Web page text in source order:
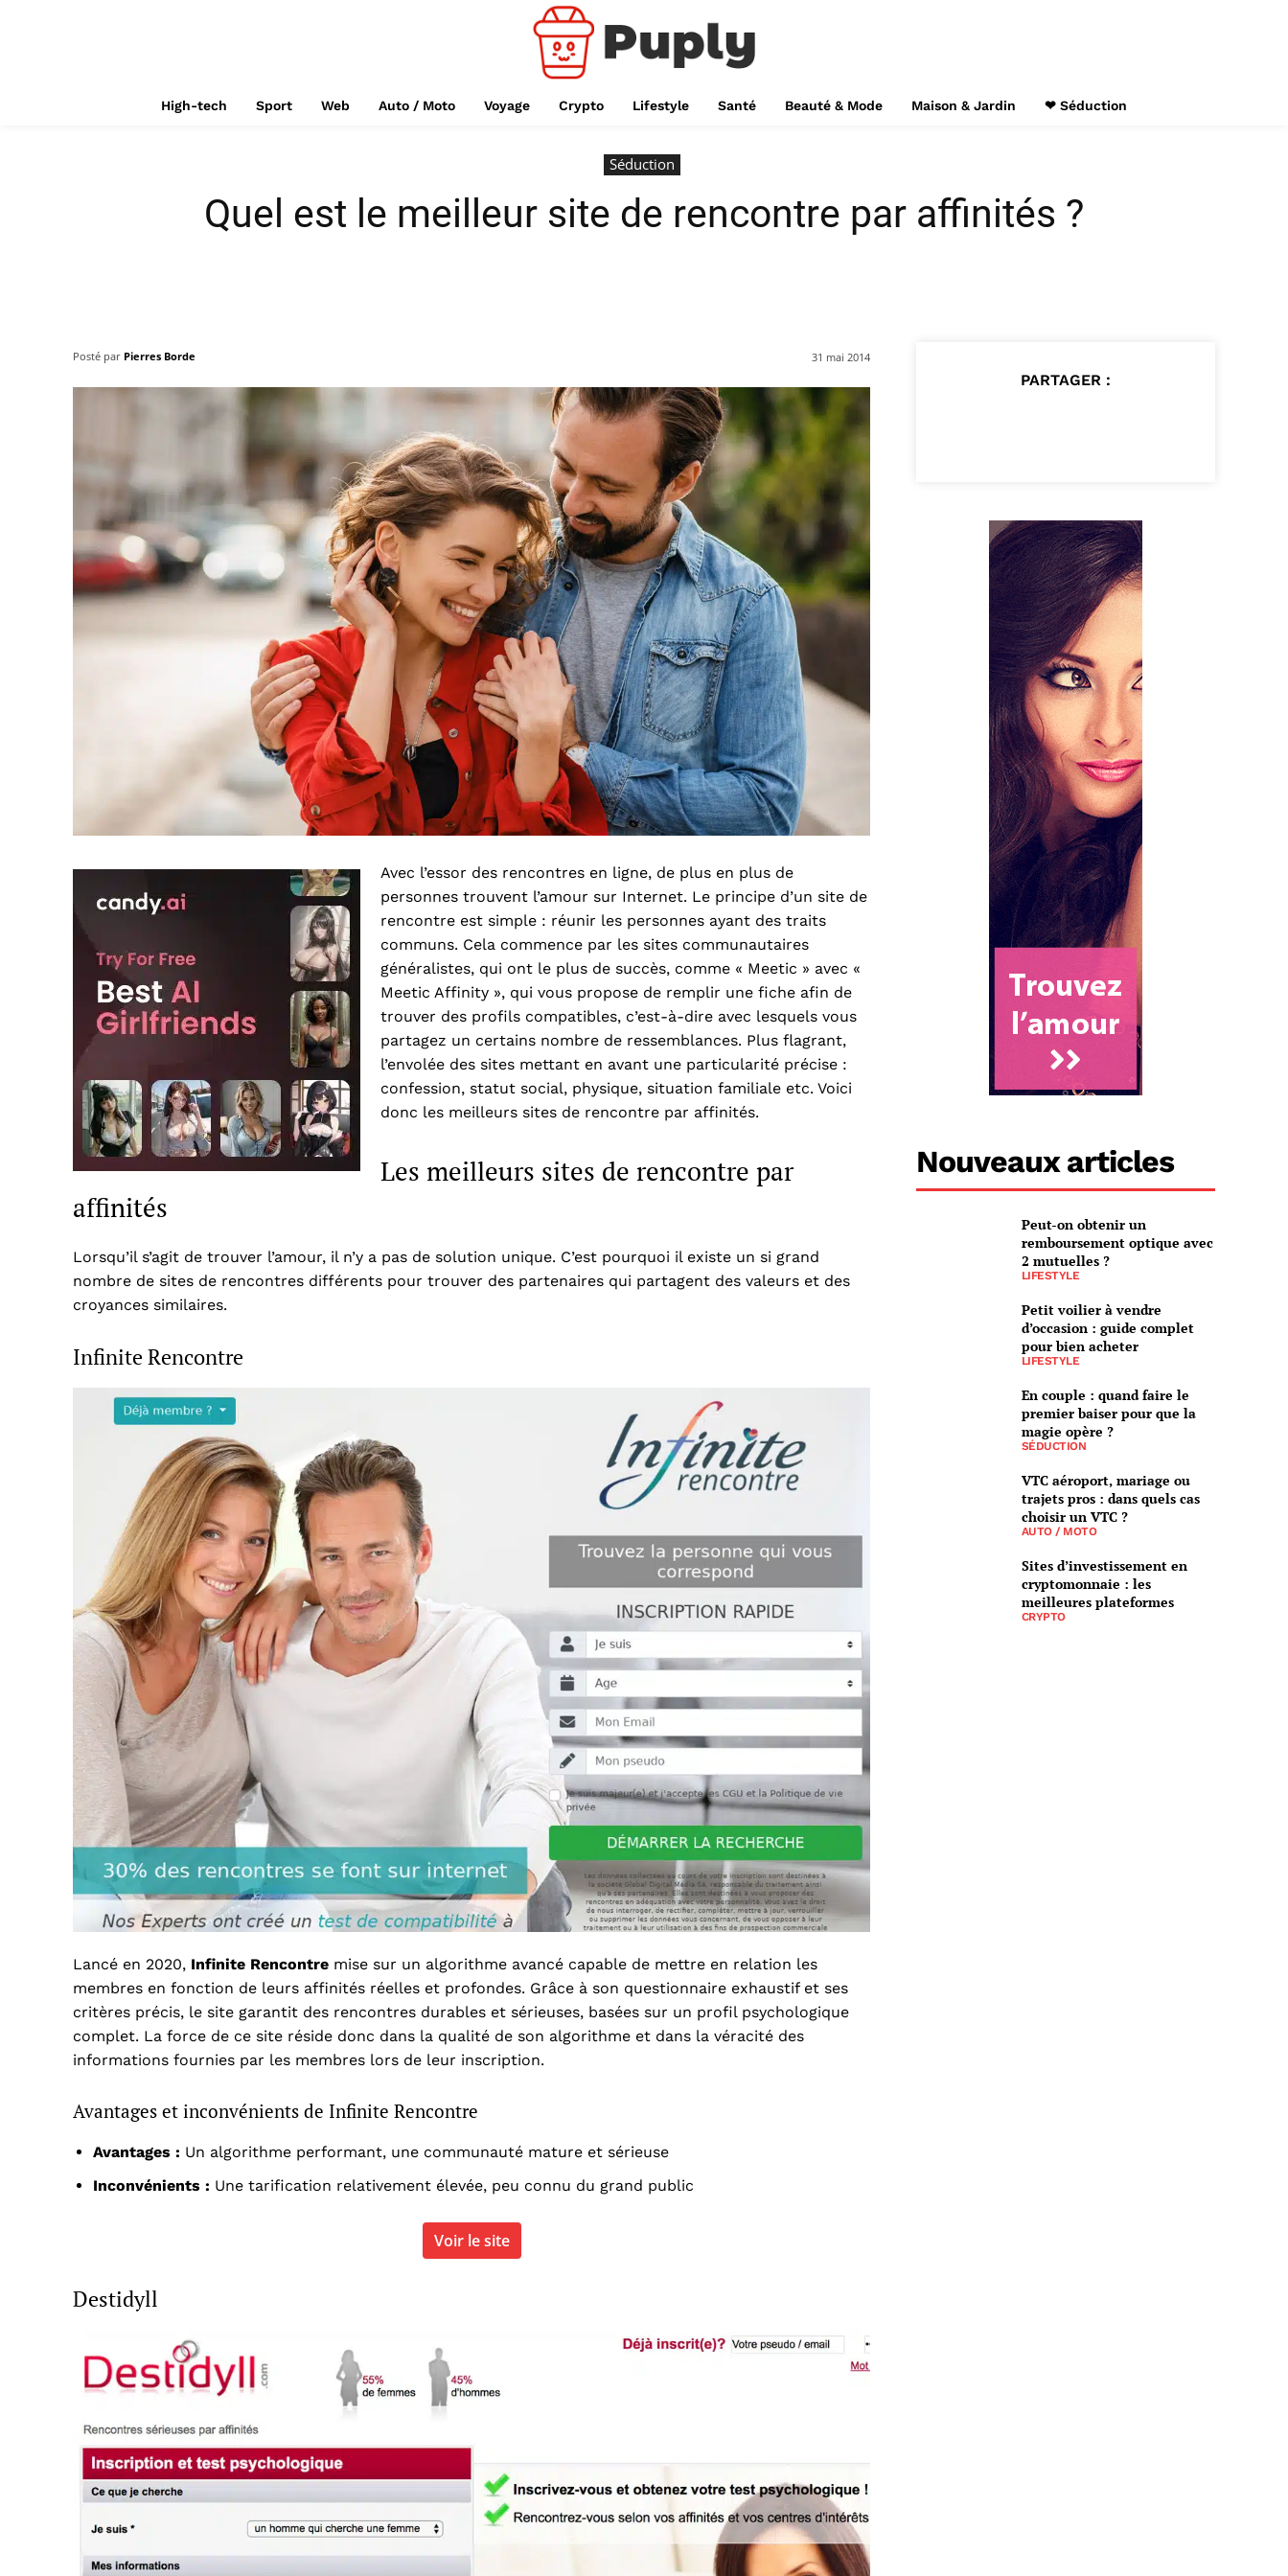
High-tech Sport Web Auto / Moto Voyage Crypto Lifestyle Santé Beauté & Mode Maison & Jardin ❤ Séduction
Séduction
Quel est le meilleur site de rencontre par affinités ?
Posté par Pierres Borde 31 mai 2014
Avec l’essor des rencontres en ligne, de plus en plus de
personnes trouvent l’amour sur Internet. Le principe d’un site de
rencontre est simple : réunir les personnes ayant des traits
communs. Cela commence par les sites communautaires
généralistes, qui ont le plus de succès, comme « Meetic » avec «
Meetic Affinity », qui vous propose de remplir une fiche afin de
trouver des profils compatibles, c’est-à-dire avec lesquels vous
partagez un certains nombre de ressemblances. Plus flagrant,
l’envolée des sites mettant en avant une particularité précise :
confession, statut social, physique, situation familiale etc. Voici
donc les meilleurs sites de rencontre par affinités.
Les meilleurs sites de rencontre par
affinités
Lorsqu’il s’agit de trouver l’amour, il n’y a pas de solution unique. C’est pourquoi il existe un si grand
nombre de sites de rencontres différents pour trouver des partenaires qui partagent des valeurs et des
croyances similaires.
Infinite Rencontre
Lancé en 2020, Infinite Rencontre mise sur un algorithme avancé capable de mettre en relation les
membres en fonction de leurs affinités réelles et profondes. Grâce à son questionnaire exhaustif et ses
critères précis, le site garantit des rencontres durables et sérieuses, basées sur un profil psychologique
complet. La force de ce site réside donc dans la qualité de son algorithme et dans la véracité des
informations fournies par les membres lors de leur inscription.
Avantages et inconvénients de Infinite Rencontre
Avantages : Un algorithme performant, une communauté mature et sérieuse
Inconvénients : Une tarification relativement élevée, peu connu du grand public
Voir le site
Destidyll
PARTAGER :
Nouveaux articles
Peut-on obtenir un
remboursement optique avec
2 mutuelles ?
LIFESTYLE
Petit voilier à vendre
d’occasion : guide complet
pour bien acheter
LIFESTYLE
En couple : quand faire le
premier baiser pour que la
magie opère ?
SÉDUCTION
VTC aéroport, mariage ou
trajets pros : dans quels cas
choisir un VTC ?
AUTO / MOTO
Sites d’investissement en
cryptomonnaie : les
meilleures plateformes
CRYPTO